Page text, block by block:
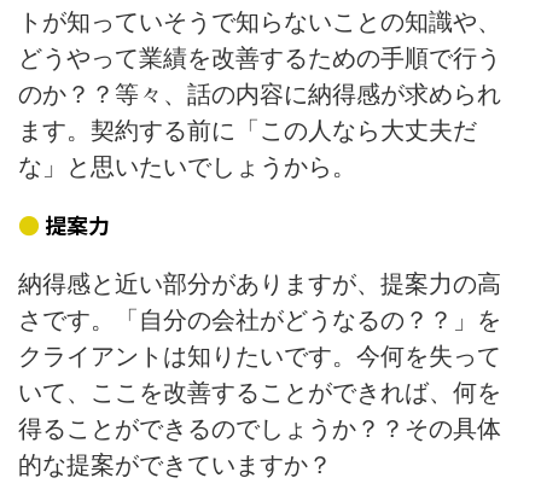
トが知っていそうで知らないことの知識や、
どうやって業績を改善するための手順で行う
のか？？等々、話の内容に納得感が求められ
ます。契約する前に「この人なら大丈夫だ
な」と思いたいでしょうから。
提案力
納得感と近い部分がありますが、提案力の高
さです。「自分の会社がどうなるの？？」を
クライアントは知りたいです。今何を失って
いて、ここを改善することができれば、何を
得ることができるのでしょうか？？その具体
的な提案ができていますか？